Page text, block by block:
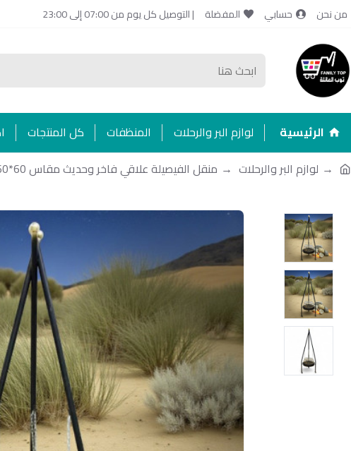
من نحن حسابي المفضلة | التوصيل كل يوم من 07:00 إلى 23:00
الرئيسية لوازم البر والرحلات المنظفات كل المنتجات
لوازم البر والرحلات
منقل الفيصيلة علاقي فاخر وحديث مقاس 60*60*180سم